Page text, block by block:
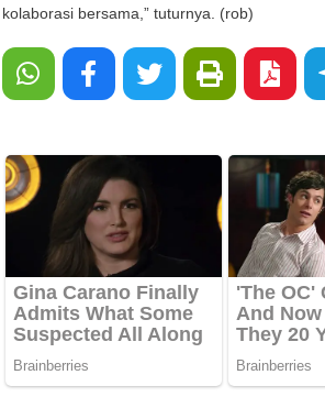
kolaborasi bersama,” tuturnya. (rob)